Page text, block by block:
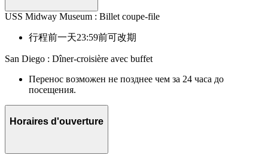
USS Midway Museum : Billet coupe-file
行程前一天23:59前可改期
San Diego : Dîner-croisière avec buffet
Перенос возможен не позднее чем за 24 часа до
посещения.
Horaires d'ouverture